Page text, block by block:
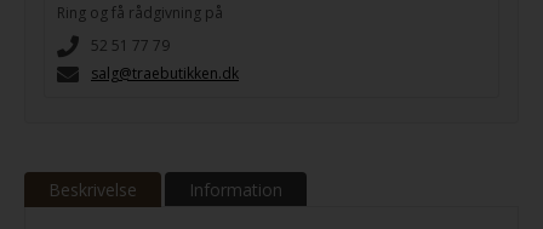
Ring og få rådgivning på
52 51 77 79
salg@traebutikken.dk
Beskrivelse Information